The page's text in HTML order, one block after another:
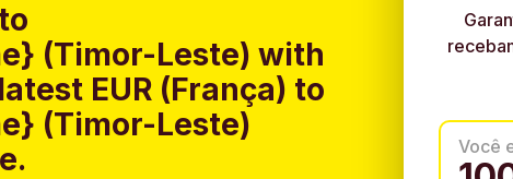
(Timor-Leste) with
EUR (França) to
(Timor-Leste)
Você